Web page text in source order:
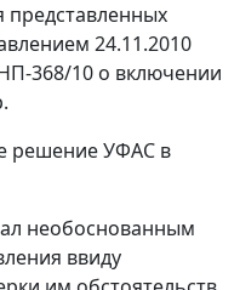
представленных
24.11.2010
368/10 о включении
решение УФАС в
необоснованным
ввиду